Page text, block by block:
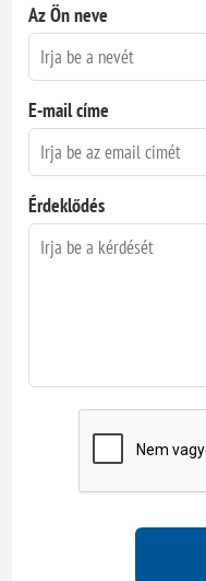
Az Ön neve
E-mail címe
Érdeklődés